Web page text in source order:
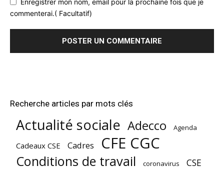
Enregistrer mon nom, email pour la prochaine fois que je
commenterai.( Facultatif)
Recherche articles par mots clés
Actualité sociale Adecco Agenda
Cadeaux CSE Cadres CFE CGC
Conditions de travail coronavirus CSE